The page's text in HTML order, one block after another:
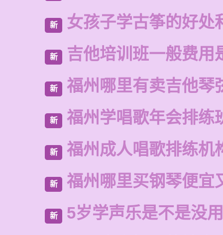
新 女孩子学古筝的好处
新 吉他培训班一般费用
新 福州哪里有卖吉他琴
新 福州学唱歌年会排练
新 福州成人唱歌排练机
新 福州哪里买钢琴便宜
新 5岁学声乐是不是没用